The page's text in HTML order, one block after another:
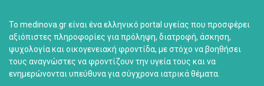
Το medinova.gr είναι ένα ελληνικό portal υγείας που προσφέρει
αξιόπιστες πληροφορίες για πρόληψη, διατροφή, άσκηση,
ψυχολογία και οικογενειακή φροντίδα, με στόχο να βοηθήσει
τους αναγνώστες να φροντίζουν την υγεία τους και να
ενημερώνονται υπεύθυνα για σύγχρονα ιατρικά θέματα.